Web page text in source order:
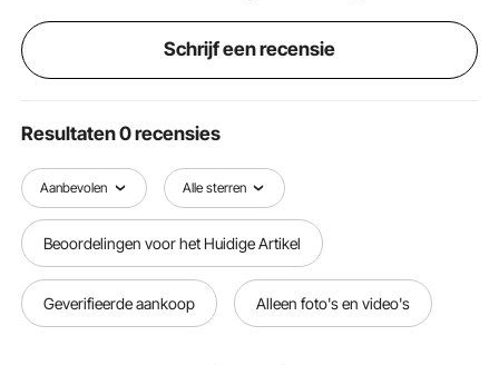
Schrijf een recensie
Resultaten 0 recensies
Aanbevolen Alle sterren
Beoordelingen voor het Huidige Artikel
Geverifieerde aankoop Alleen foto's en video's